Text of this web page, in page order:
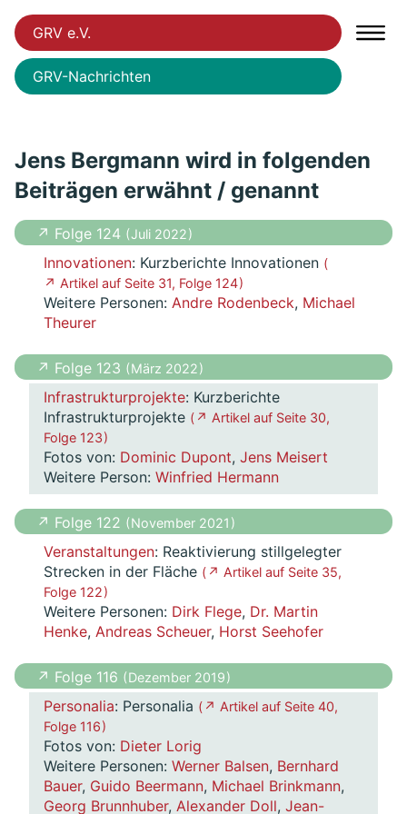
GRV e.V.
GRV-Nachrichten
Jens Bergmann wird in folgenden
Beiträgen erwähnt / genannt
↗ Folge 124 ( Juli 2022 )
Innovationen: Kurzberichte Innovationen (
↗ Artikel auf Seite 31, Folge 124 )
Weitere Personen: Andre Rodenbeck, Michael
Theurer
↗ Folge 123 ( März 2022 )
Infrastrukturprojekte: Kurzberichte
Infrastrukturprojekte ( ↗ Artikel auf Seite 30,
Folge 123 )
Fotos von: Dominic Dupont, Jens Meisert
Weitere Person: Winfried Hermann
↗ Folge 122 ( November 2021 )
Veranstaltungen: Reaktivierung stillgelegter
Strecken in der Fläche ( ↗ Artikel auf Seite 35,
Folge 122 )
Weitere Personen: Dirk Flege, Dr. Martin
Henke, Andreas Scheuer, Horst Seehofer
↗ Folge 116 ( Dezember 2019 )
Personalia: Personalia ( ↗ Artikel auf Seite 40,
Folge 116 )
Fotos von: Dieter Lorig
Weitere Personen: Werner Balsen, Bernhard
Bauer, Guido Beermann, Michael Brinkmann,
Georg Brunnhuber, Alexander Doll, Jean-